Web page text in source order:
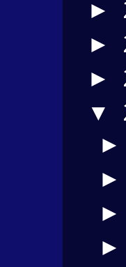
►
►
►
▼
►
►
►
►